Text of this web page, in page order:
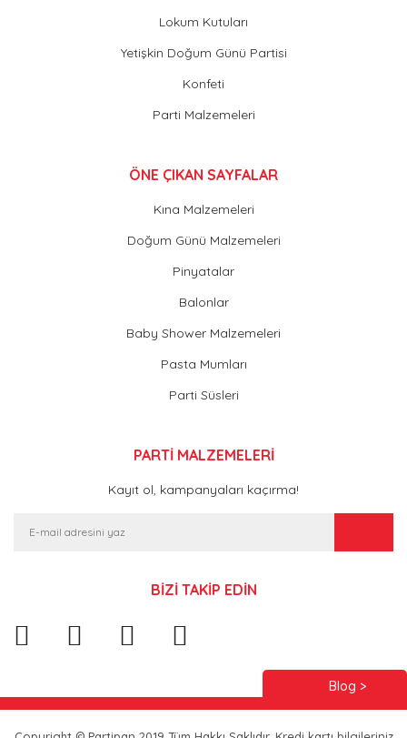
Lokum Kutuları
Yetişkin Doğum Günü Partisi
Konfeti
Parti Malzemeleri
ÖNE ÇIKAN SAYFALAR
Kına Malzemeleri
Doğum Günü Malzemeleri
Pinyatalar
Balonlar
Baby Shower Malzemeleri
Pasta Mumları
Parti Süsleri
PARTİ MALZEMELERİ
Kayıt ol, kampanyaları kaçırma!
BİZİ TAKİP EDİN
Blog >